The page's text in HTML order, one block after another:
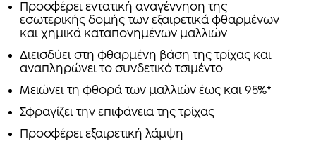
Προσφέρει εντατική αναγέννηση της
εσωτερικής δομής των εξαιρετικά φθαρμένων
και χημικά καταπονημένων μαλλιών
Διεισδύει στη φθαρμένη βάση της τρίχας και
αναπληρώνει το συνδετικό τσιμέντο
Μειώνει τη φθορά των μαλλιών έως και 95%*
Σφραγίζει την επιφάνεια της τρίχας
Προσφέρει εξαιρετική λάμψη